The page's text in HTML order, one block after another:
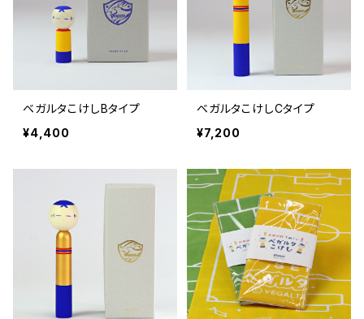
ベガルタこけしBタイプ
¥4,400
ベガルタこけしCタイプ
¥7,200